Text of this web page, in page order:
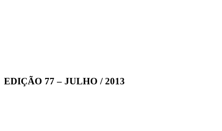
EDIÇÃO 77 – JULHO / 2013